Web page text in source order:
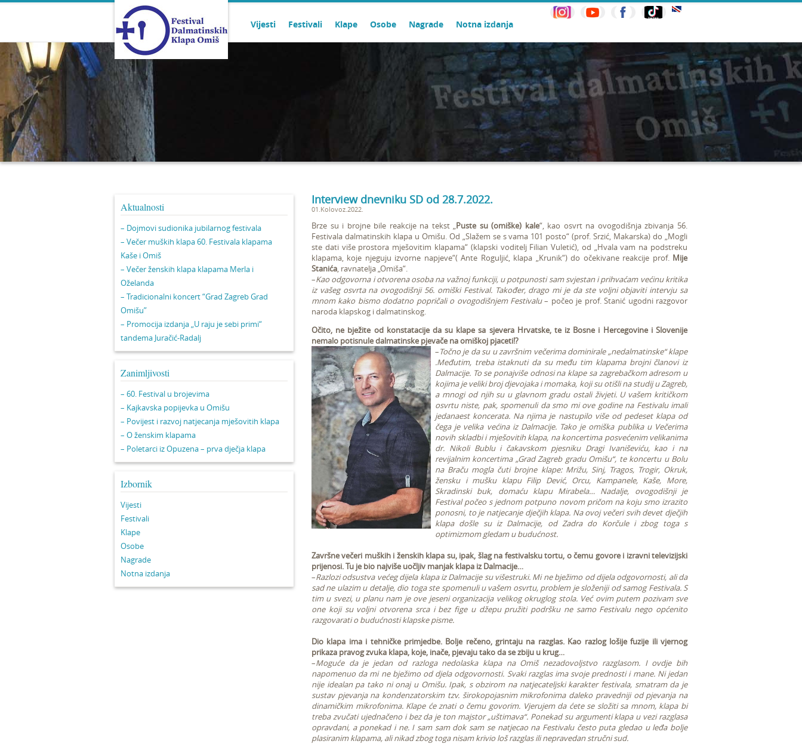
Vijesti Festivali Klape Osobe Nagrade Notna izdanja
Aktualnosti
– Dojmovi sudionika jubilarnog festivala
– Večer muških klapa 60. Festivala klapama
Kaše i Omiš
– Večer ženskih klapa klapama Merla i
Oželanda
– Tradicionalni koncert “Grad Zagreb Grad
Omišu”
– Promocija izdanja „U raju je sebi primi“
tandema Juračić-Radalj
Zanimljivosti
– 60. Festival u brojevima
– Kajkavska popijevka u Omišu
– Povijest i razvoj natjecanja mješovitih klapa
– O ženskim klapama
– Poletarci iz Opuzena – prva dječja klapa
Izbornik
Vijesti
Festivali
Klape
Osobe
Nagrade
Notna izdanja
Interview dnevniku SD od 28.7.2022.
01.Kolovoz.2022.
Brze su i brojne bile reakcije na tekst „Puste su (omiške) kale“, kao osvrt na ovogodišnja zbivanja 56.
Festivala dalmatinskih klapa u Omišu. Od „Slažem se s vama 101 posto“ (prof. Srzić, Makarska) do „Mogli
ste dati više prostora mješovitim klapama“ (klapski voditelj Filian Vuletić), od „Hvala vam na podstreku
klapama, koje njeguju izvorne napjeve“( Ante Roguljić, klapa „Krunik“) do očekivane reakcije prof. Mije
Stanića, ravnatelja „Omiša“.
–Kao odgovorna i otvorena osoba na važnoj funkciji, u potpunosti sam svjestan i prihvaćam većinu kritika
iz vašeg osvrta na ovogodišnji 56. omiški Festival. Također, drago mi je da ste voljni objaviti intervju sa
mnom kako bismo dodatno popričali o ovogodišnjem Festivalu– počeo je prof. Stanić ugodni razgovor
naroda klapskog i dalmatinskog.
Očito, ne bježite od konstatacije da su klape sa sjevera Hrvatske, te iz Bosne i Hercegovine i Slovenije
nemalo potisnule dalmatinske pjevače na omiškoj pjaceti!?
–Točno je da su u završnim večerima dominirale „nedalmatinske“ klape
.Međutim, treba istaknuti da su među tim klapama brojni članovi iz
Dalmacije. To se ponajviše odnosi na klape sa zagrebačkom adresom u
kojima je veliki broj djevojaka i momaka, koji su otišli na studij u Zagreb,
a mnogi od njih su u glavnom gradu ostali živjeti. U vašem kritičkom
osvrtu niste, pak, spomenuli da smo mi ove godine na Festivalu imali
jedanaest koncerata. Na njima je nastupilo više od pedeset klapa od
čega je velika većina iz Dalmacije. Tako je omiška publika u Večerima
novih skladbi i mješovitih klapa, na koncertima posvećenim velikanima
dr. Nikoli Bublu i čakavskom pjesniku Dragi Ivaniševiću, kao i na
revijalnim koncertima „Grad Zagreb gradu Omišu“, te koncertu u Bolu
na Braču mogla čuti brojne klape: Mrižu, Sinj, Tragos, Trogir, Okruk,
žensku i mušku klapu Filip Dević, Orcu, Kampanele, Kaše, More,
Skradinski buk, domaću klapu Mirabela… Nadalje, ovogodišnji je
Festival počeo s jednom potpuno novom pričom na koju smo izrazito
ponosni, to je natjecanje dječjih klapa. Na ovoj večeri svih devet dječjih
klapa došle su iz Dalmacije, od Zadra do Korčule i zbog toga s
optimizmom gledam u budućnost.
Završne večeri muških i ženskih klapa su, ipak, šlag na festivalsku tortu, o čemu govore i izravni televizijski
prijenosi. Tu je bio najviše uočljiv manjak klapa iz Dalmacije…
–Razlozi odsustva većeg dijela klapa iz Dalmacije su višestruki. Mi ne bježimo od dijela odgovornosti, ali da
sad ne ulazim u detalje, dio toga ste spomenuli u vašem osvrtu, problem je složeniji od samog Festivala. S
tim u svezi, u planu nam je ove jeseni organizacija velikog okruglog stola. Već ovim putem pozivam sve
one koji su voljni otvorena srca i bez fige u džepu pružiti podršku ne samo Festivalu nego općenito
razgovarati o budućnosti klapske pisme.
Dio klapa ima i tehničke primjedbe. Bolje rečeno, grintaju na razglas. Kao razlog lošije fuzije ili vjernog
prikaza pravog zvuka klapa, koje, inače, pjevaju tako da se zbiju u krug…
–Moguće da je jedan od razloga nedolaska klapa na Omiš nezadovoljstvo razglasom. I ovdje bih
napomenuo da mi ne bježimo od djela odgovornosti. Svaki razglas ima svoje prednosti i mane. Ni jedan
nije idealan pa tako ni onaj u Omišu. Ipak, s obzirom na natjecateljski karakter festivala, smatram da je
sustav pjevanja na kondenzatorskim tzv. širokopojasnim mikrofonima daleko pravedniji od pjevanja na
dinamičkim mikrofonima. Klape će znati o čemu govorim. Vjerujem da ćete se složiti sa mnom, klapa bi
treba zvučati ujednačeno i bez da je ton majstor „uštimava“. Ponekad su argumenti klapa u vezi razglasa
opravdani, a ponekad i ne. I sam sam dok sam se natjecao na Festivalu često puta gledao u leđa bolje
plasiranim klapama, ali nikad zbog toga nisam krivio loš razglas ili nepravedan stručni sud.